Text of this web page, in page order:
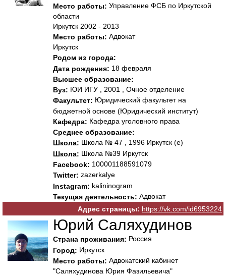
Место работы: Управление ФСБ по Иркутской
области
Иркутск 2002 - 2013
Место работы: Адвокат
Иркутск
Родом из города:
Дата рождения: 18 февраля
Высшее образование:
Вуз: ЮИ ИГУ , 2001 , Очное отделение
Факультет: Юридический факультет на
бюджетной основе (Юридический институт)
Кафедра: Кафедра уголовного права
Среднее образование:
Школа: Школа № 47 , 1996 Иркутск (е)
Школа: Школа №39 Иркутск
Facebook: 100001188591079
Twitter: zazerkalye
Instagram: kalininogram
Текущая деятельность: Адвокат
Адрес страницы: https://vk.com/id6953224
Юрий Саляхудинов
Страна проживания: Россия
Город: Иркутск
Место работы: Адвокатский кабинет
"Саляхудинова Юрия Фазильевича"